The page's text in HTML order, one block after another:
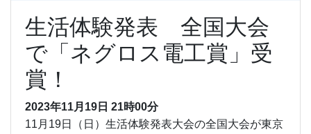
生活体験発表 全国大会
で「ネグロス電工賞」受
賞！
2023年11月19日 21時00分
11月19日（日）生活体験発表大会の全国大会が東京